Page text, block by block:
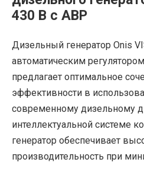
430 B с АВР
Дизельный генератор Onis
автоматическим
предлагает оптимальное
эффективности в
современному дизельному
интеллектуальной системе
генератор обеспечивает
производительность при